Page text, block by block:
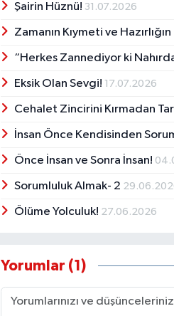
Şairin Hüznü! 31.07.2026
Zamanın Kıymeti ve
“Herkes Zannediyor ki
Eksik Olan Sevgi! 17.07.2026
Cehalet Zincirini Kırmadan
İnsan Önce Kendisinden
Önce İnsan ve Sonra İnsan!
Sorumluluk Almak- 2
Ölüme Yolculuk! 27.06.2026
Yorumlar (1)